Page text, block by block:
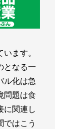
ます。
となる一
ル化は急
問題は食
に関連し
はこう